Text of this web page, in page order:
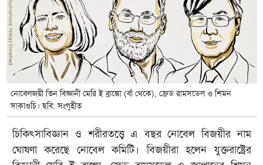
নোবেলজয়ী তিন বিজ্ঞানী মেরি ই ব্রাঙ্কো (বাঁ থেকে), ফ্রেড রামসডেল ও শিমন
সাকাগুচি। ছবি: সংগৃহীত
চিকিৎসাবিজ্ঞান ও শরীরতত্ত্বে এ বছর নোবেল বিজয়ীর নাম
ঘোষণা করেছে নোবেল কমিটি। বিজয়ীরা হলেন যুক্তরাষ্ট্রের